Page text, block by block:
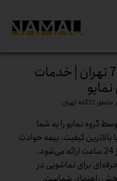
نماشویی در منطقه 7 تهران | خدمات
تهران
7 تهران توسط گروه نمایو را به شما
کیفیت، بیمه حوادث
و به صورت تضمینی در کمتر از 24 ساعت ارائه می‌شود،
برای نماشویی در